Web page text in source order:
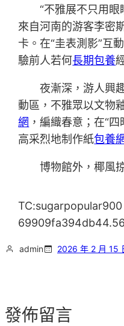
“不雅展不只用眼
來自河南的游客李密
卡。在“圭表測影”互
驗前人若何長期包養
夜漸深，游人興
動區，不雅眾以文物
網 ，編織春意；在“
高采烈地制作紙包養
博物館外，椰風
TC:sugarpopular900
admin 2026 年 2 月 15
發佈留言